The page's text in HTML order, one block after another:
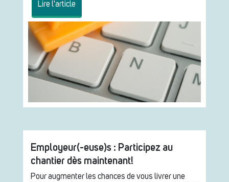
Lire l'article
Employeur(-euse)s : Participez au
chantier dès maintenant!
Pour augmenter les chances de vous livrer une